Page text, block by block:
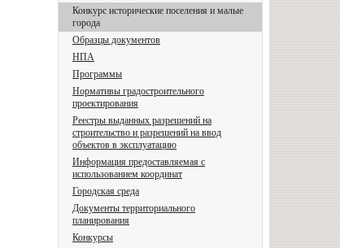
Конкурс исторические поселения и малые
города
Образцы документов
НПА
Программы
Нормативы градостроительного
проектирования
Реестры выданных разрешений на
строительство и разрешений на ввод
объектов в эксплуатацию
Информация предоставляемая с
использованием координат
Городская среда
Документы территориального
планирования
Конкурсы